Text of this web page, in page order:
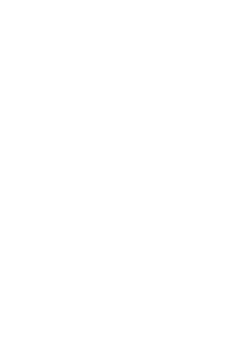
коррупция, политика, дтп,